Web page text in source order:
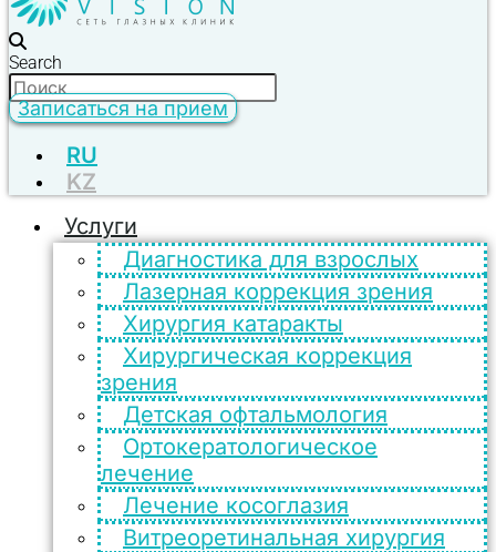
Search
Записаться на прием
RU
KZ
Услуги
Диагностика для взрослых
Лазерная коррекция зрения
Хирургия катаракты
Хирургическая коррекция
зрения
Детская офтальмология
Ортокератологическое
лечение
Лечение косоглазия
Витреоретинальная хирургия